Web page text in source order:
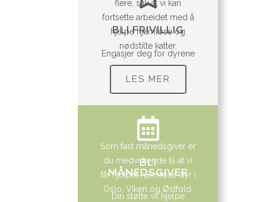
BLI FRIVILLIG
Engasjer deg for dyrene
flere, slik at vi kan
fortsette arbeidet med å
hjelpe hjemløse og
nødstilte katter.
LES MER
BLI
MÅNEDSGIVER
Din støtte vil hjelpe
Som fast månedsgiver er
du medvirkende til at vi
får hjulpet hjemløse dyr i
Oslo, Viken og Østfold.